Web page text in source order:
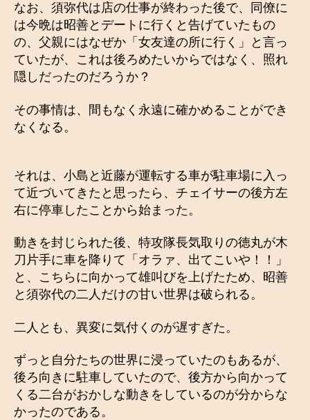
なお、須弥代は店の仕事が終わった後で、同僚に
は今晩は昭善とデートに行くと告げていたもの
の、父親にはなぜか「女友達の所に行く」と言っ
ていたが、これは後ろめたいからではなく、照れ
隠しだったのだろうか？
その事情は、間もなく永遠に確かめることができ
なくなる。
それは、小島と近藤が運転する車が駐車場に入っ
て近づいてきたと思ったら、チェイサーの後方左
右に停車したことから始まった。
動きを封じられた後、特攻隊長気取りの徳丸が木
刀片手に車を降りて「オラァ、出てこいや！！」
と、こちらに向かって雄叫びを上げたため、昭善
と須弥代の二人だけの甘い世界は破られる。
二人とも、異変に気付くのが遅すぎた。
ずっと自分たちの世界に浸っていたのもあるが、
後ろ向きに駐車していたので、後方から向かって
くる二台がおかしな動きをしているのが分からな
かったのである。